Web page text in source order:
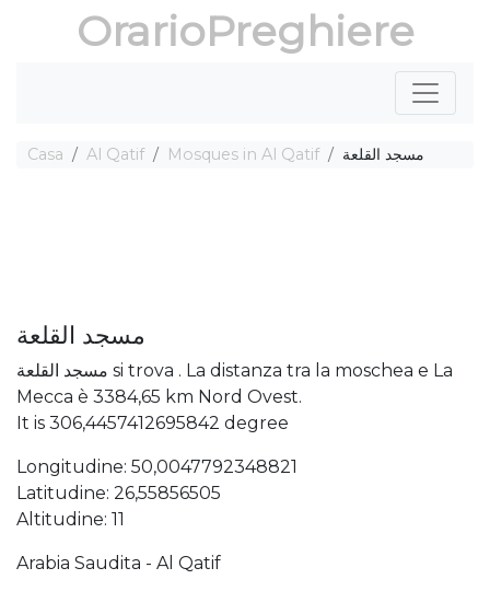
OrarioPreghiere
Casa Al Qatif Mosques in Al Qatif مسجد القلعة
مسجد القلعة
مسجد القلعة si trova . La distanza tra la moschea e La
Mecca è 3384,65 km Nord Ovest.
It is 306,4457412695842 degree
Longitudine: 50,0047792348821
Latitudine: 26,55856505
Altitudine: 11
Arabia Saudita - Al Qatif